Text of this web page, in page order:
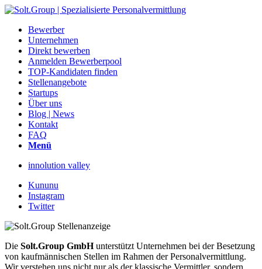
Bewerber
Unternehmen
Direkt bewerben
Anmelden Bewerberpool
TOP-Kandidaten finden
Stellenangebote
Startups
Über uns
Blog | News
Kontakt
FAQ
Menü
innolution valley
Kununu
Instagram
Twitter
Die Solt.Group GmbHunterstützt Unternehmen bei der Besetzung
von kaufmännischen Stellen im Rahmen der Personalvermittlung.
Wir verstehen uns nicht nur als der klassische Vermittler, sondern